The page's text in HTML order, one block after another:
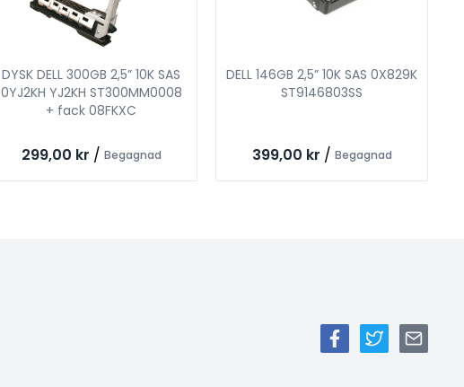
DYSK DELL 300GB 2,5” 10K SAS
0YJ2KH YJ2KH ST300MM0008
+ fack 08FKXC
299,00 kr / Begagnad
DELL 146GB 2,5” 10K SAS 0X829K
ST9146803SS
399,00 kr / Begagnad